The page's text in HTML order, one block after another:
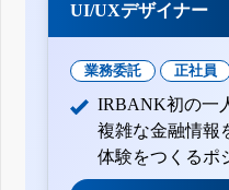
UI/UXデザイナー
業務委託 正社員
IRBANK初の一
複雑な金融情報
体験をつくるポ